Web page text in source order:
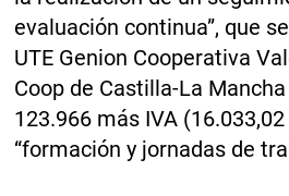
evaluación continua”, que
UTE Genion Cooperativa
Coop de Castilla-La
123.966 más IVA
“formación y jornadas de